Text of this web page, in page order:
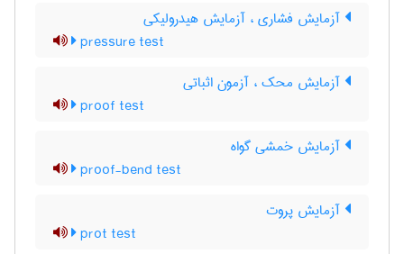
آزمایش فشاری ، آزمایش هیدرولیکی
pressure test
آزمایش محک ، آزمون اثباتی
proof test
آزمایش خمشی گواه
proof-bend test
آزمایش پروت
prot test